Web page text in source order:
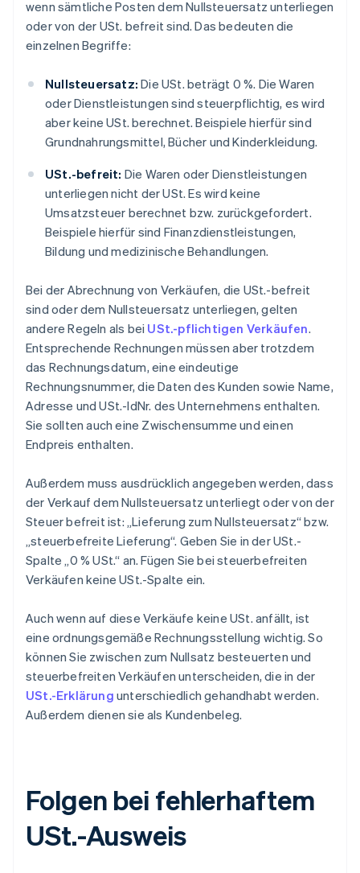
wenn sämtliche Posten dem Nullsteuersatz unterliegen
oder von der USt. befreit sind. Das bedeuten die
einzelnen Begriffe:
Nullsteuersatz: Die USt. beträgt 0 %. Die Waren
oder Dienstleistungen sind steuerpflichtig, es wird
aber keine USt. berechnet. Beispiele hierfür sind
Grundnahrungsmittel, Bücher und Kinderkleidung.
USt.-befreit: Die Waren oder Dienstleistungen
unterliegen nicht der USt. Es wird keine
Umsatzsteuer berechnet bzw. zurückgefordert.
Beispiele hierfür sind Finanzdienstleistungen,
Bildung und medizinische Behandlungen.
Bei der Abrechnung von Verkäufen, die USt.-befreit
sind oder dem Nullsteuersatz unterliegen, gelten
andere Regeln als bei USt.-pflichtigen Verkäufen.
Entsprechende Rechnungen müssen aber trotzdem
das Rechnungsdatum, eine eindeutige
Rechnungsnummer, die Daten des Kunden sowie Name,
Adresse und USt.-IdNr. des Unternehmens enthalten.
Sie sollten auch eine Zwischensumme und einen
Endpreis enthalten.
Außerdem muss ausdrücklich angegeben werden, dass
der Verkauf dem Nullsteuersatz unterliegt oder von der
Steuer befreit ist: „Lieferung zum Nullsteuersatz“ bzw.
„steuerbefreite Lieferung“. Geben Sie in der USt.-
Spalte „0 % USt.“ an. Fügen Sie bei steuerbefreiten
Verkäufen keine USt.-Spalte ein.
Auch wenn auf diese Verkäufe keine USt. anfällt, ist
eine ordnungsgemäße Rechnungsstellung wichtig. So
können Sie zwischen zum Nullsatz besteuerten und
steuerbefreiten Verkäufen unterscheiden, die in der
USt.-Erklärung unterschiedlich gehandhabt werden.
Außerdem dienen sie als Kundenbeleg.
Folgen bei fehlerhaftem
USt.-Ausweis